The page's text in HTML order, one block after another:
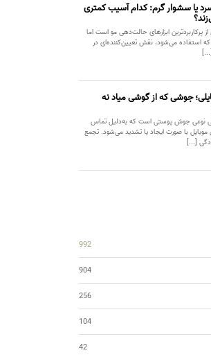
یا سشوار گرم: کدام آسیب کمتری
پرکاربردترین ابزارهای حالت‌دهی مو است اما
که استفاده می‌شود، نقش تعیین‌کننده‌ای در
جوشی که از گوشی میاد نه
نوعی جوش پوستی است که به‌دلیل تماس
با صورت ایجاد یا تشدید می‌شود. تجمع
[...]
992
904
256
104
42